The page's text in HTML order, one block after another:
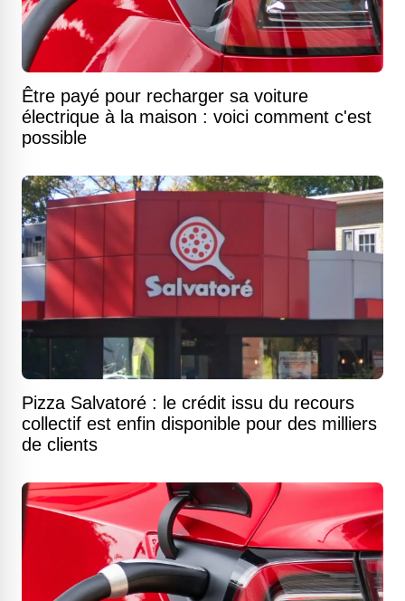
Être payé pour recharger sa voiture
électrique à la maison : voici comment c'est
possible
Pizza Salvatoré : le crédit issu du recours
collectif est enfin disponible pour des milliers
de clients